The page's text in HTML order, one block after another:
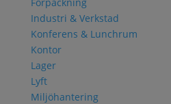
Industri & Verkstad
Konferens & Lunchrum
Kontor
Lager
Lyft
Miljöhantering